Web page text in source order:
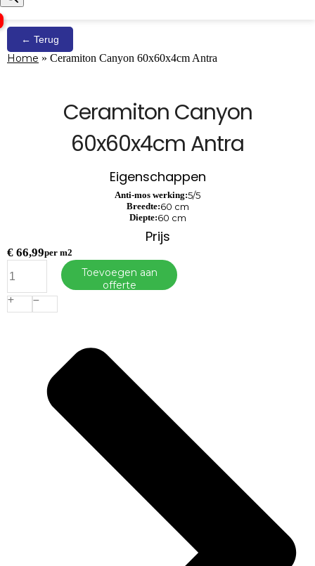
← Terug
Home » Ceramiton Canyon 60x60x4cm Antra
Ceramiton Canyon
60x60x4cm Antra
Eigenschappen
Anti-mos werking:5/5
Breedte:60 cm
Diepte:60 cm
Prijs
€ 66,99per m2
Canyon
60x60x4cm
Antra
aantal
Toevoegen aan
offerte